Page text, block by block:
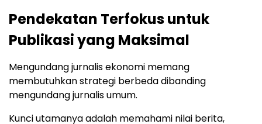
Pendekatan Terfokus untuk
Publikasi yang Maksimal
Mengundang jurnalis ekonomi memang
membutuhkan strategi berbeda dibanding
mengundang jurnalis umum.
Kunci utamanya adalah memahami nilai berita,